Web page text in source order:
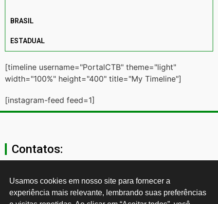
BRASIL
ESTADUAL
[timeline username="PortalCTB" theme="light"
width="100%" height="400" title="My Timeline"]
[instagram-feed feed=1]
Contatos:
secgeral@ctb.org.br
11 3874-0040
Usamos cookies em nosso site para fornecer a
experiência mais relevante, lembrando suas preferências